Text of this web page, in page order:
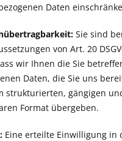
Daten
Sie sind
von Art. 20
wir Ihnen die Sie
Daten, die Sie uns
strukturierten, gängigen
Format übergeben.
Eine erteilte Einwilligung in